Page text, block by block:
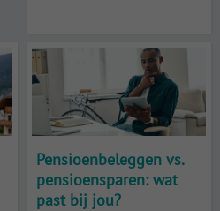
Pensioenbeleggen vs.
pensioensparen: wat
past bij jou?